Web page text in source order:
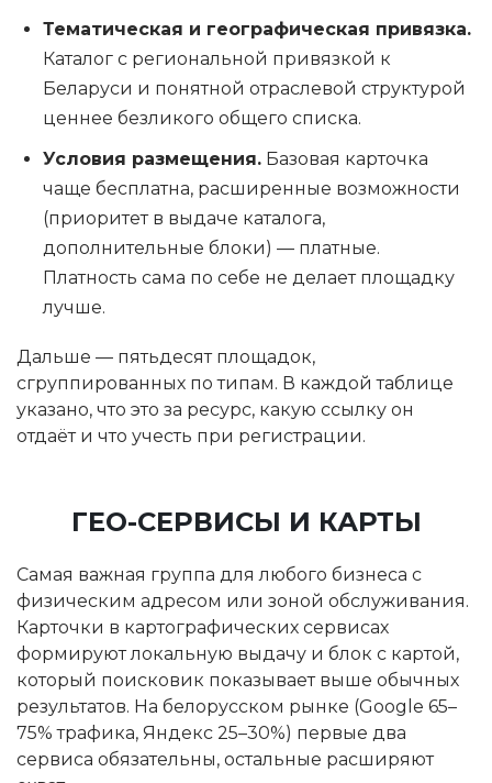
Тематическая и географическая привязка.
Каталог с региональной привязкой к
Беларуси и понятной отраслевой структурой
ценнее безликого общего списка.
Условия размещения. Базовая карточка
чаще бесплатна, расширенные возможности
(приоритет в выдаче каталога,
дополнительные блоки) — платные.
Платность сама по себе не делает площадку
лучше.
Дальше — пятьдесят площадок,
сгруппированных по типам. В каждой таблице
указано, что это за ресурс, какую ссылку он
отдаёт и что учесть при регистрации.
ГЕО-СЕРВИСЫ И КАРТЫ
Самая важная группа для любого бизнеса с
физическим адресом или зоной обслуживания.
Карточки в картографических сервисах
формируют локальную выдачу и блок с картой,
который поисковик показывает выше обычных
результатов. На белорусском рынке (Google 65–
75% трафика, Яндекс 25–30%) первые два
сервиса обязательны, остальные расширяют